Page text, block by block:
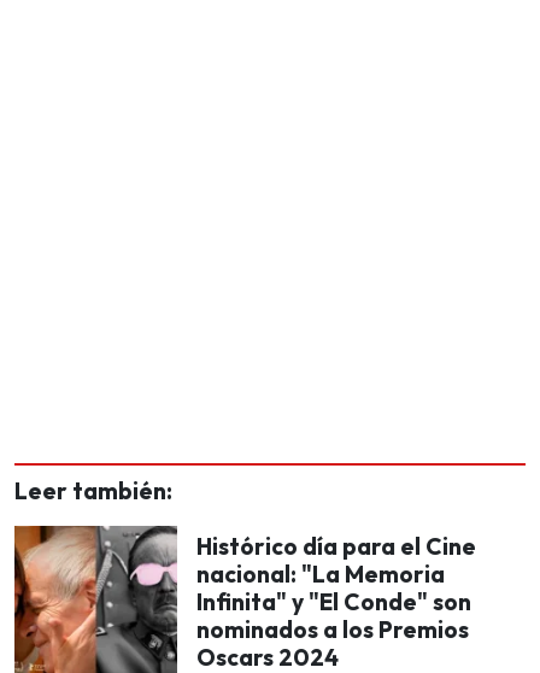
Leer también:
Histórico día para el Cine
nacional: "La Memoria
Infinita" y "El Conde" son
nominados a los Premios
Oscars 2024